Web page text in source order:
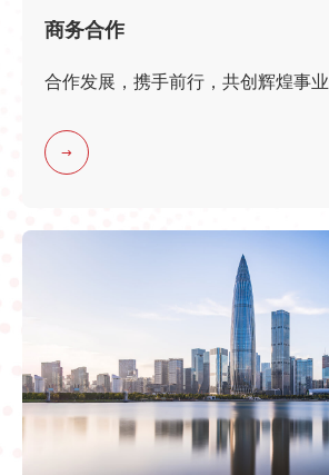
商务合作
合作发展，携手前行，共创辉煌事业